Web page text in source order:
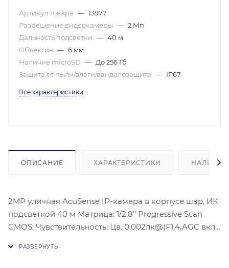
Артикул товара — 13977
Разрешение видеокамеры — 2 Мп
Дальность подсветки — 40 м
Объектив — 6 мм
Наличие microSD — До 256 Гб
Защита от пыли/влаги/вандалозащита — IP67
Все характеристики
ОПИСАНИЕ ХАРАКТЕРИСТИКИ НАЛИЧИЕ
2MP уличная AcuSense IP-камера в корпусе шар, ИК
подсветкой 40 м Матрица: 1/2.8’’ Progressive Scan
CMOS; Чувствительность: Цв. 0.002лк@(F1,4,AGC вкл.),